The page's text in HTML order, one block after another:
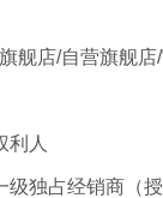
舰店/自营旗舰
利人
独占经销商（